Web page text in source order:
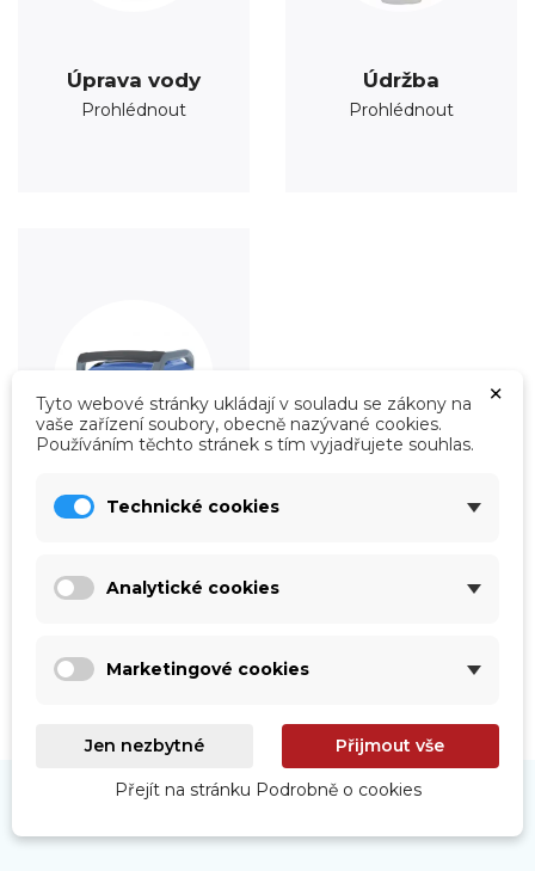
Úprava vody
Prohlédnout
Údržba
Prohlédnout
×
Tyto webové stránky ukládají v souladu se zákony na
vaše zařízení soubory, obecně nazývané cookies.
Používáním těchto stránek s tím vyjadřujete souhlas.
Technické cookies
Analytické cookies
Marketingové cookies
Jen nezbytné Přijmout vše
Přejít na stránku Podrobně o cookies